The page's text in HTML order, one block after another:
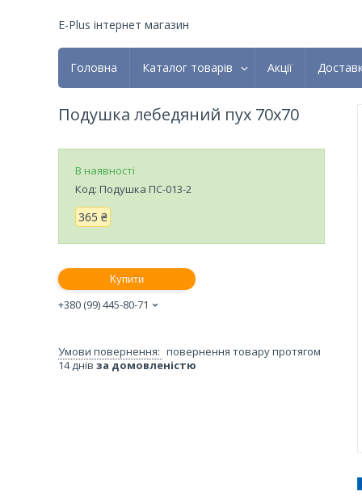
E-Plus інтернет магазин
Головна Каталог товарів Акції
Подушка лебедяний пух 70х70
В наявності
Код: Подушка ПС-013-2
365 ₴
Купити
+380 (99) 445-80-71
повернення товару протягом
14 днів за домовленістю